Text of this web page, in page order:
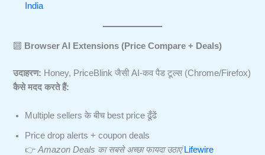
India
🔟 Browser AI Extensions (Price Compare + Deals)
उदाहरण: Honey, PriceBlink जैसी AI-कव पैड टूल्स (Chrome/Firefox)
कैसे मदद करते हैं:
Multiple sellers के बीच best price ढूँढें
Price drop alerts + coupon deals
👉Amazon Deals का सबसे अच्छा फायदा उठाएं Lifewire